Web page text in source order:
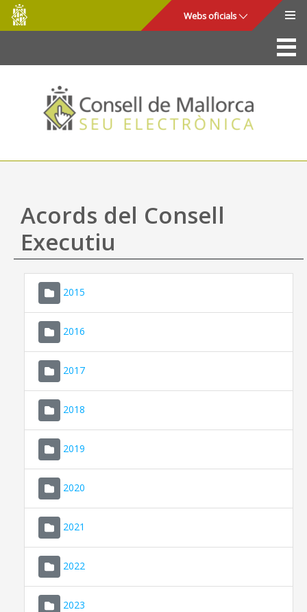
Salta al contingut principal
Consell
de
Mallorca
Webs oficials
La Seu
Consell de Mallorca
Accés i seguretat
Utilitats
Ajuda
Acords del Consell
Executiu
2015
2016
2017
2018
2019
2020
2021
2022
2023